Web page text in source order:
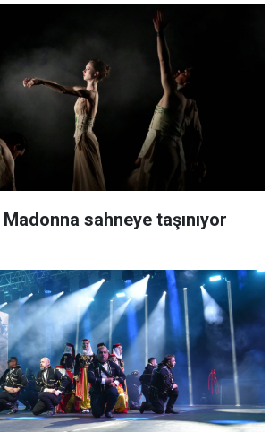
sahneye taşınıyor